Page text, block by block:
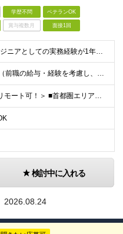
学歴不問 ベテランOK
賞与複数月 面接1回
■学歴不問 ■エンジニアとしての実務経験が1年以上ある方 └開発、インフラ、工程、言語は一切不問です ★「テスト、マニュアル作成、運用保守しか経験がない…」という方でもOK！ ★AI未経験ももちろんO
★月給40万円～（前職の給与・経験を考慮し、前職以上の年収を保障します！） ※上記には固定残業代（30時間分／5万6000円～）を含みます ┗残業が少ない月（平均8時間程度）でも、30時間分全額を「
＜全国からフルリモート可！＞ ■首都圏エリア（東京・神奈川・千葉・埼玉）・大阪・名古屋・福岡を中心とした全国各地のプロジェクト先に参画いただきます。 ※ご希望をお伺いした上で決定いたします ※転勤なし
検討中に入れる
2026.08.24